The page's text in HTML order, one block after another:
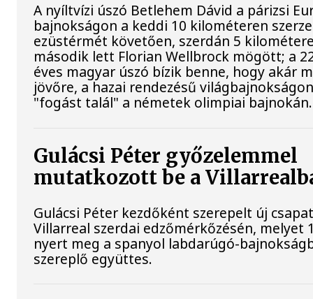
A nyíltvízi úszó Betlehem Dávid a párizsi
bajnokságon a keddi 10 kilométeren
ezüstérmét követően, szerdán 5
második lett Florian Wellbrock mögött; a
éves magyar úszó bízik benne, hogy akár
jövőre, a hazai rendezésű
"fogást talál" a németek olimpiai bajnokán.
Gulácsi Péter győzelemmel
mutatkozott be a
Gulácsi Péter kezdőként szerepelt új
Villarreal szerdai edzőmérkőzésén, melyet
nyert meg a spanyol labdarúgó-
szereplő együttes.